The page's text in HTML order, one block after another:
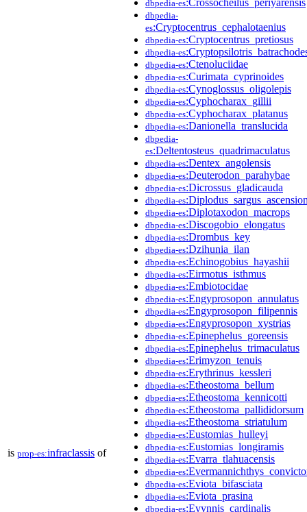
is prop-es:infraclassis of
dbpedia-es
dbpedia-
es:Cryptocentrus_cephalotaenius
dbpedia-es:Cryptocentrus_pretiosus
dbpedia-es
dbpedia-es:Ctenoluciidae
dbpedia-es:Curimata_cyprinoides
dbpedia-es:Cynoglossus_oligolepis
dbpedia-es:Cyphocharax_gillii
dbpedia-es:Cyphocharax_platanus
dbpedia-es:Danionella_translucida
dbpedia-
es:Deltentosteus_quadrimaculatus
dbpedia-es:Dentex_angolensis
dbpedia-es:Deuterodon_parahybae
dbpedia-es:Dicrossus_gladicauda
dbpedia-es
dbpedia-es:Diplotaxodon_macrops
dbpedia-es:Discogobio_elongatus
dbpedia-es:Drombus_key
dbpedia-es:Dzihunia_ilan
dbpedia-es:Echinogobius_hayashii
dbpedia-es:Eirmotus_isthmus
dbpedia-es:Embiotocidae
dbpedia-es:Engyprosopon_annulatus
dbpedia-es:Engyprosopon_filipennis
dbpedia-es:Engyprosopon_xystrias
dbpedia-es:Epinephelus_goreensis
dbpedia-es:Epinephelus_trimaculatus
dbpedia-es:Erimyzon_tenuis
dbpedia-es:Erythrinus_kessleri
dbpedia-es:Etheostoma_bellum
dbpedia-es:Etheostoma_kennicotti
dbpedia-es:Etheostoma_pallididorsum
dbpedia-es:Etheostoma_striatulum
dbpedia-es:Eustomias_hulleyi
dbpedia-es:Eustomias_longiramis
dbpedia-es:Evarra_tlahuacensis
dbpedia-es
dbpedia-es:Eviota_bifasciata
dbpedia-es:Eviota_prasina
dbpedia-es:Evynnis_cardinalis